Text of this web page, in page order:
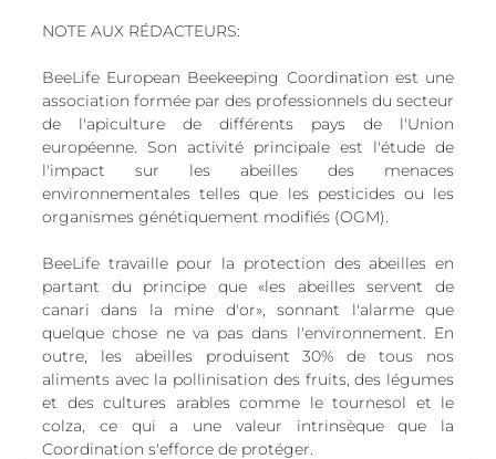
NOTE AUX RÉDACTEURS:
BeeLife European Beekeeping Coordination est une
association formée par des professionnels du secteur
de l'apiculture de différents pays de l'Union
européenne. Son activité principale est l'étude de
l'impact sur les abeilles des menaces
environnementales telles que les pesticides ou les
organismes génétiquement modifiés (OGM).
BeeLife travaille pour la protection des abeilles en
partant du principe que «les abeilles servent de
canari dans la mine d'or», sonnant l'alarme que
quelque chose ne va pas dans l'environnement. En
outre, les abeilles produisent 30% de tous nos
aliments avec la pollinisation des fruits, des légumes
et des cultures arables comme le tournesol et le
colza, ce qui a une valeur intrinsèque que la
Coordination s'efforce de protéger.